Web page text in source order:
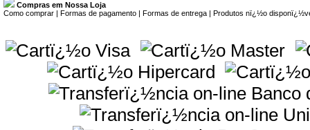
Compras em Nossa Loja
Como comprar | Formas de pagamento | Formas de entrega | Produtos nï¿½o